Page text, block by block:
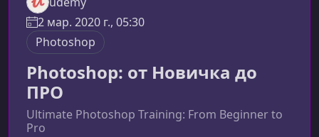
2 мар. 2020 г., 05:30
Photoshop
Photoshop: от Новичка до
ПРО
Ultimate Photoshop Training: From Beginner to
Pro